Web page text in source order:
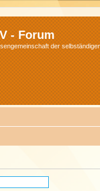
- Forum
der